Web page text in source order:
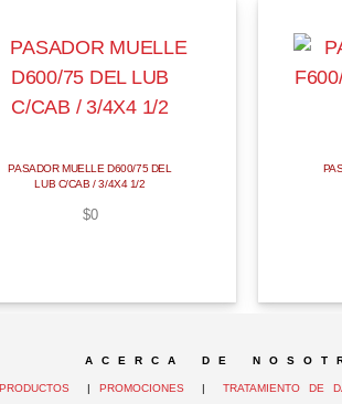
PASADOR MUELLE D600/75 DEL
LUB C/CAB / 3/4X4 1/2
$0
A C E R C A D E N O S O T
PRODUCTOS |PROMOCIONES |TRATAMIENTO DE